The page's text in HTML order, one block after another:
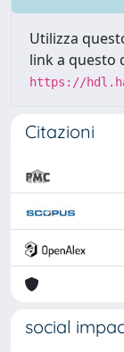
Utilizza
link a questo
https://
Citazioni
social